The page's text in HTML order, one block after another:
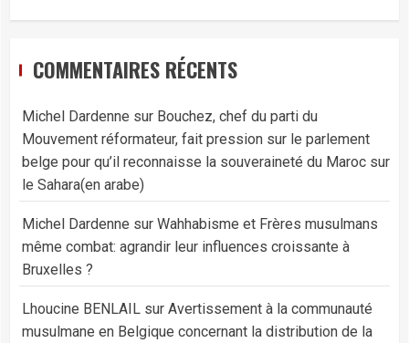
COMMENTAIRES RÉCENTS
Michel Dardenne sur Bouchez, chef du parti du
Mouvement réformateur, fait pression sur le parlement
belge pour qu’il reconnaisse la souveraineté du Maroc sur
le Sahara(en arabe)
Michel Dardenne sur Wahhabisme et Frères musulmans
même combat: agrandir leur influences croissante à
Bruxelles ?
Lhoucine BENLAIL sur Avertissement à la communauté
musulmane en Belgique concernant la distribution de la